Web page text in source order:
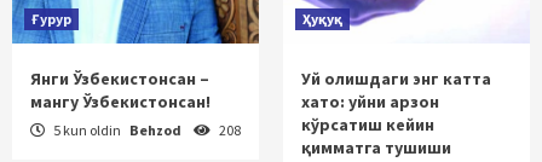
Ғурур
Янги Ўзбекистонсан –
мангу Ўзбекистонсан!
5 kun oldin Behzod 208
Ҳуқуқ
Уй олишдаги энг катта
хато: уйни арзон
кўрсатиш кейин
қимматга тушиши